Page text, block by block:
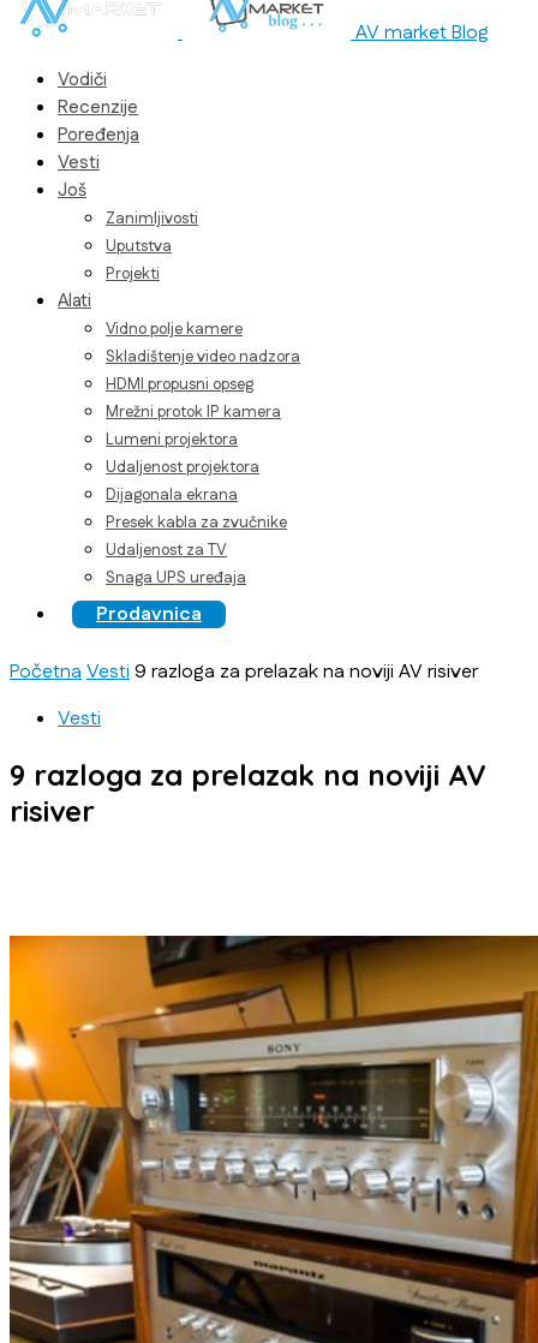
AV market Blog
Vodiči
Recenzije
Poređenja
Vesti
Još
Zanimljivosti
Uputstva
Projekti
Alati
Vidno polje kamere
Skladištenje video nadzora
HDMI propusni opseg
Mrežni protok IP kamera
Lumeni projektora
Udaljenost projektora
Dijagonala ekrana
Presek kabla za zvučnike
Udaljenost za TV
Snaga UPS uređaja
Prodavnica
PočetnaVesti9 razloga za prelazak na noviji AV risiver
Vesti
9 razloga za prelazak na noviji AV
risiver